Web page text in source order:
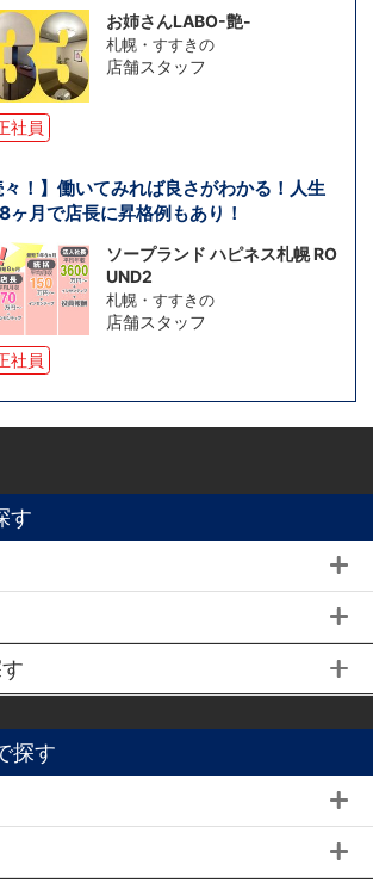
お姉さんLABO-艶-
札幌・すすきの
店舗スタッフ
社員
々！】働いてみれば良さがわかる！人生
ヶ月で店長に昇格例もあり！
ソープランド ハピネス札幌 RO
UND2
札幌・すすきの
店舗スタッフ
社員
す
探す